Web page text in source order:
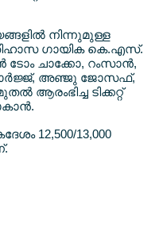
നിന്നുമുള്ള
ഗായിക കെ.എസ്.
ചാക്കോ, റംസാന്‍,
അഞ്ജു ജോസഫ്,
ആരംഭിച്ച ടിക്കറ്റ്
12,500/13,000